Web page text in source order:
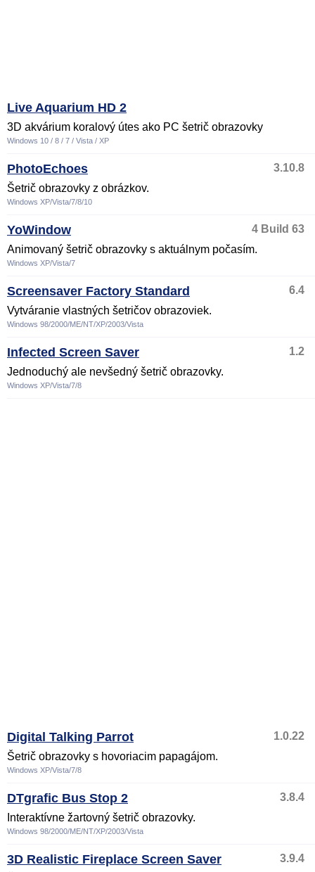
Live Aquarium HD 2
3D akvárium koralový útes ako PC šetrič obrazovky
Windows 10 / 8 / 7 / Vista / XP
PhotoEchoes
3.10.8
Šetrič obrazovky z obrázkov.
Windows XP/Vista/7/8/10
YoWindow
4 Build 63
Animovaný šetrič obrazovky s aktuálnym počasím.
Windows XP/Vista/7
Screensaver Factory Standard
6.4
Vytváranie vlastných šetričov obrazoviek.
Windows 98/2000/ME/NT/XP/2003/Vista
Infected Screen Saver
1.2
Jednoduchý ale nevšedný šetrič obrazovky.
Windows XP/Vista/7/8
Digital Talking Parrot
1.0.22
Šetrič obrazovky s hovoriacim papagájom.
Windows XP/Vista/7/8
DTgrafic Bus Stop 2
3.8.4
Interaktívne žartovný šetrič obrazovky.
Windows 98/2000/ME/NT/XP/2003/Vista
3D Realistic Fireplace Screen Saver
3.9.4